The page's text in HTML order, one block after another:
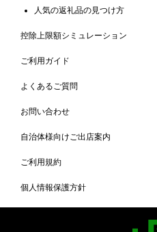
人気の返礼品の見つけ方
控除上限額シミュレーション
ご利用ガイド
よくあるご質問
お問い合わせ
自治体様向けご出店案内
ご利用規約
個人情報保護方針